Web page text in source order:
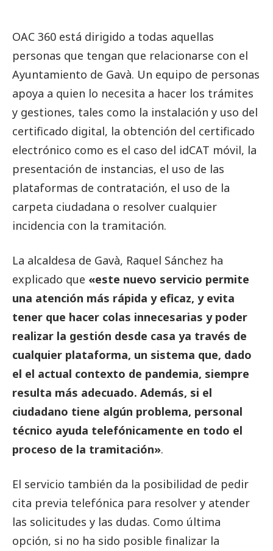
OAC 360 está dirigido a todas aquellas
personas que tengan que relacionarse con el
Ayuntamiento de Gavà. Un equipo de personas
apoya a quien lo necesita a hacer los trámites
y gestiones, tales como la instalación y uso del
certificado digital, la obtención del certificado
electrónico como es el caso del idCAT móvil, la
presentación de instancias, el uso de las
plataformas de contratación, el uso de la
carpeta ciudadana o resolver cualquier
incidencia con la tramitación.
La alcaldesa de Gavà, Raquel Sánchez ha
explicado que «este nuevo servicio permite
una atención más rápida y eficaz, y evita
tener que hacer colas innecesarias y poder
realizar la gestión desde casa ya través de
cualquier plataforma, un sistema que, dado
el el actual contexto de pandemia, siempre
resulta más adecuado. Además, si el
ciudadano tiene algún problema, personal
técnico ayuda telefónicamente en todo el
proceso de la tramitación».
El servicio también da la posibilidad de pedir
cita previa telefónica para resolver y atender
las solicitudes y las dudas. Como última
opción, si no ha sido posible finalizar la